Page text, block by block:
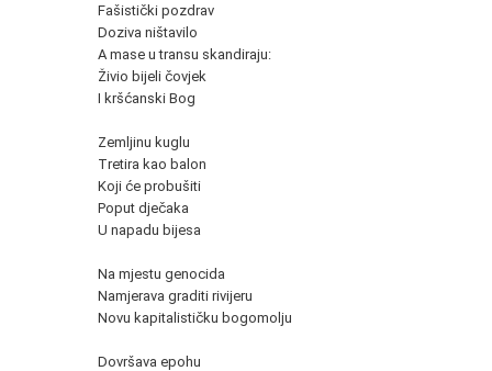
Fašistički pozdrav
Doziva ništavilo
A mase u transu skandiraju:
Živio bijeli čovjek
I kršćanski Bog
Zemljinu kuglu
Tretira kao balon
Koji će probušiti
Poput dječaka
U napadu bijesa
Na mjestu genocida
Namjerava graditi rivijeru
Novu kapitalističku bogomolju
Dovršava epohu